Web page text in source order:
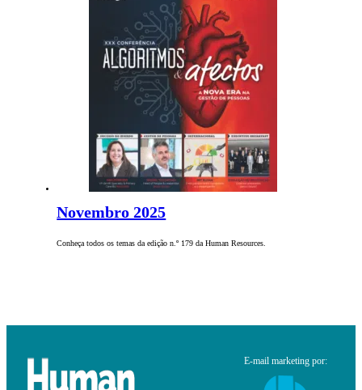
Novembro 2025
Conheça todos os temas da edição n.º 179 da Human Resources.
E-mail marketing por: